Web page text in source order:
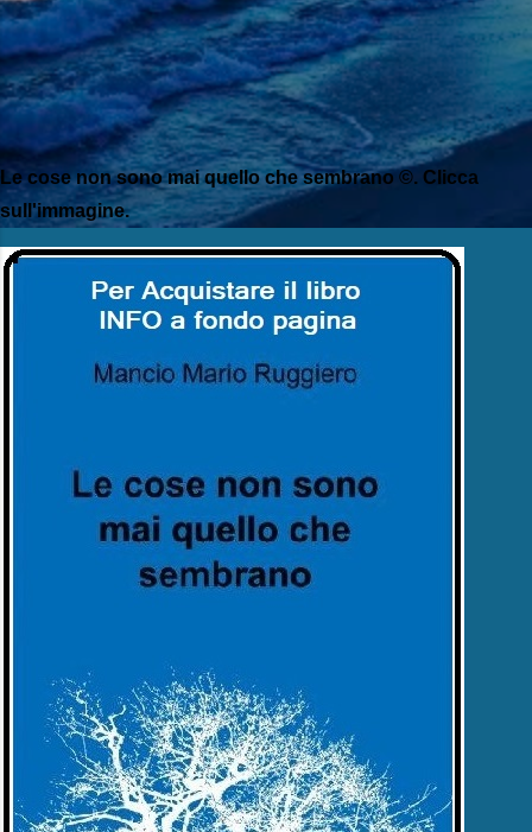
Le cose non sono mai quello che sembrano ©. Clicca
sull'immagine.